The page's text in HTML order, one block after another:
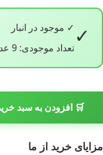
✓ ✓ موجود در انبار
تعداد موجودی: 9 عدد
🛒 افزودن به سبد
مزایای خرید از ما